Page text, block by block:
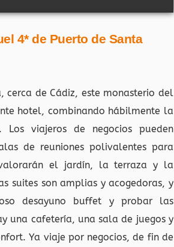
4* de Puerto de Santa
de Cádiz, este monasterio del
hotel, combinando hábilmente la
viajeros de negocios pueden
de reuniones polivalentes para
valorarán el jardín, la terraza y la
suites son amplias y acogedoras, y
desayuno buffet y probar las
una cafetería, una sala de juegos y
Ya viaje por negocios, de fin de